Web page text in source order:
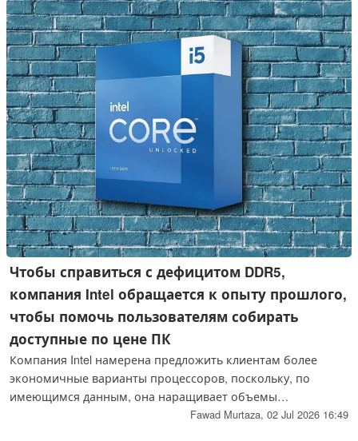
незаметно повысила цены на новейшие модели Core Ultra
5 250K Plus и Core Ultra 7 270K Plus.
Чтобы справиться с дефицитом DDR5,
компания Intel обращается к опыту прошлого,
чтобы помочь пользователям собирать
доступные по цене ПК
Компания Intel намерена предложить клиентам более
экономичные варианты процессоров, поскольку, по
имеющимся данным, она наращивает объемы
производства процессоров предыдущих поколений.
Fawad Murtaza, 02 Jul 2026 16:49